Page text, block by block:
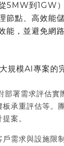
5MW到1GW
節點、高效能
，並避免網
模AI專案的
署需求評估實
承重評估等。
案。
需求與設施限